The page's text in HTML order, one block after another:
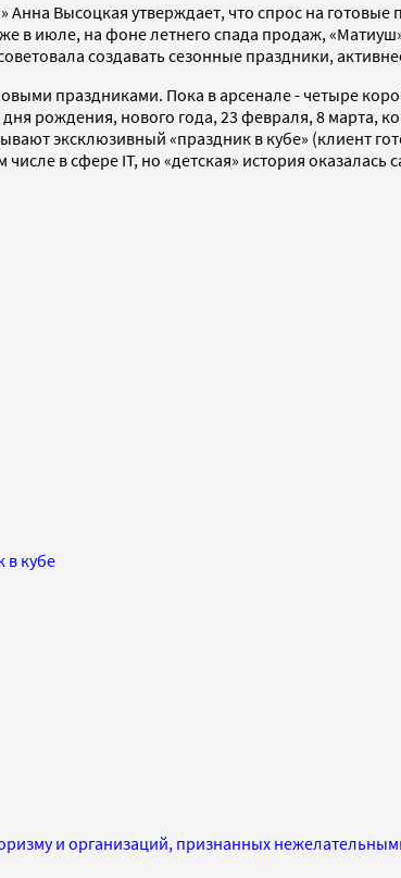
Высоцкая утверждает, что спрос на
в июле, на фоне летнего спада продаж,
создавать сезонные праздники,
праздниками. Пока в арсенале - четыре
рождения, нового года, 23 февраля, 8 марта,
эксклюзивный «праздник в кубе» (клиент
в сфере IT, но «детская» история оказалась
в кубе
и организаций, признанных